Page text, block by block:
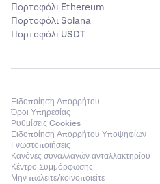
Πορτοφόλι Ethereum
Πορτοφόλι Solana
Πορτοφόλι USDT
Ειδοποίηση Απορρήτου
Όροι Υπηρεσίας
Ρυθμίσεις Cookies
Ειδοποίηση Απορρήτου Υποψηφίων
Γνωστοποιήσεις
Κανόνες συναλλαγών ανταλλακτηρίου
Κέντρο Συμμόρφωσης
Μην πωλείτε/κοινοποιείτε